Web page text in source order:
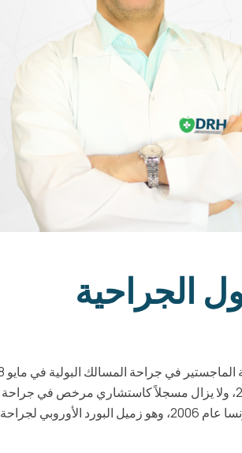
الجراحية
أكمل مسيرته الأكاديمية وحصل على درجة الدكتوراه (MD/PhD) في جراحة المسالك البولية من جامعة المنصورة، مصر، عام 2002، ولا يزال مسجلاً كاستشاري مرخص في جراحة
خبراته بالحصول على دبلوم في الجراحات بالمنظار من جامعة ستراسبورغ في فرنسا عام 2006، وهو زميل البورد الأوروبي لجراحة